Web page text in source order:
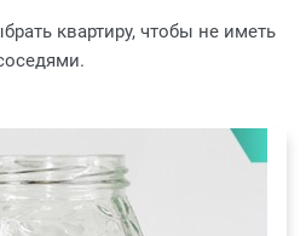
квартиру, чтобы не иметь